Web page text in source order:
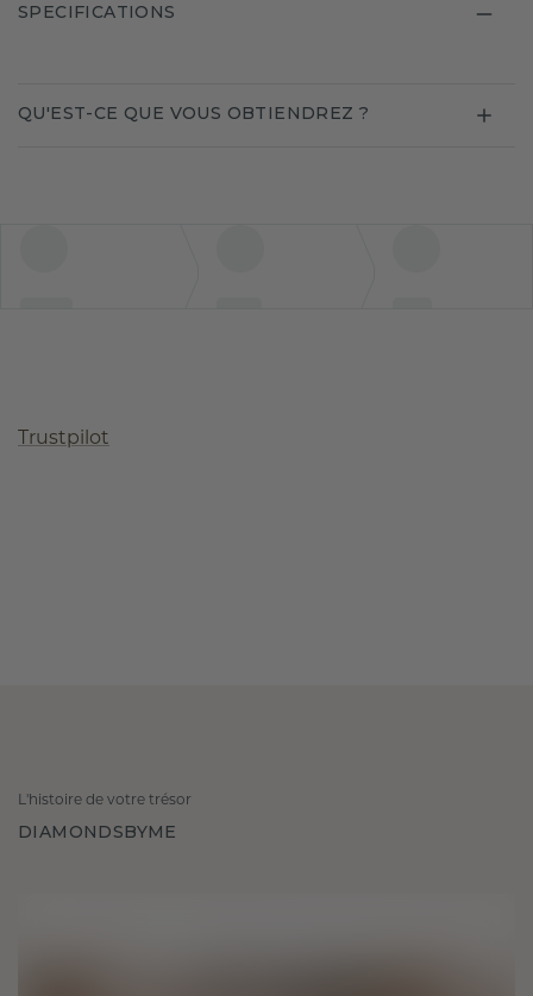
SPECIFICATIONS
QU'EST-CE QUE VOUS OBTIENDREZ ?
Trustpilot
L'histoire de votre trésor
DIAMONDSBYME